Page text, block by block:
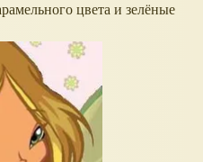
цвета и зелёные